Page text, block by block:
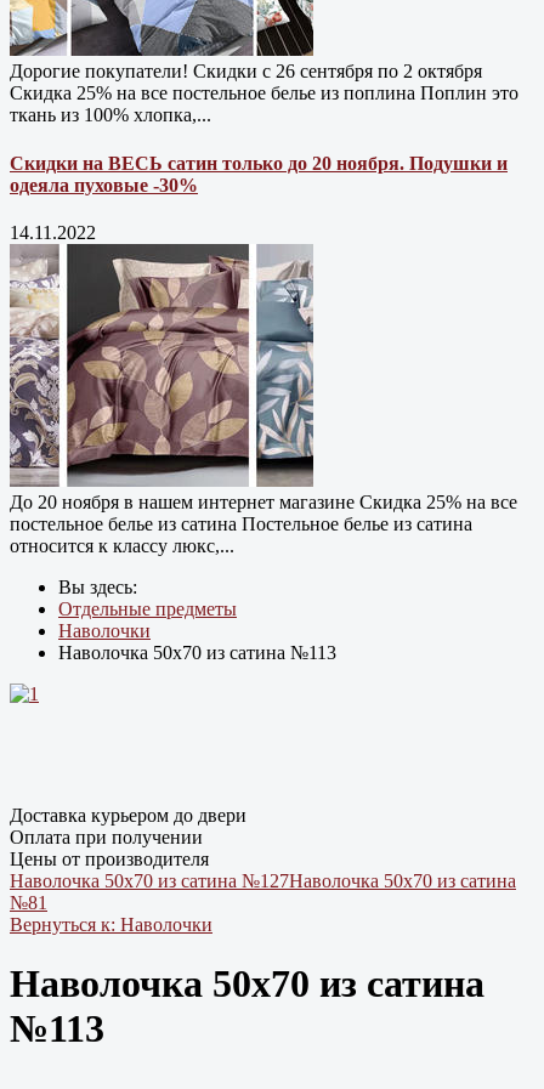
Дорогие покупатели! Скидки с 26 сентября по 2 октября
Скидка 25% на все постельное белье из поплина Поплин это
ткань из 100% хлопка,...
Скидки на ВЕСЬ сатин только до 20 ноября. Подушки и
одеяла пуховые -30%
14.11.2022
До 20 ноября в нашем интернет магазине Cкидка 25% на все
постельное белье из сатина Постельное белье из сатина
относится к классу люкс,...
Вы здесь:
Отдельные предметы
Наволочки
Наволочка 50х70 из сатина №113
Доставка курьером до двери
Оплата при получении
Цены от производителя
Наволочка 50х70 из сатина №127Наволочка 50х70 из сатина
№81
Вернуться к: Наволочки
Наволочка 50х70 из сатина
№113